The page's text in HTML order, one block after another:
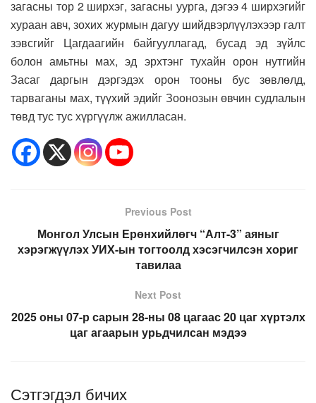
загасны тор 2 ширхэг, загасны уурга, дэгээ 4 ширхэгийг
хураан авч, зохих журмын дагуу шийдвэрлүүлэхээр галт
зэвсгийг Цагдаагийн байгууллагад, бусад эд зүйлс
болон амьтны мах, эд эрхтэнг тухайн орон нутгийн
Засаг даргын дэргэдэх орон тооны бус зөвлөлд,
тарваганы мах, түүхий эдийг Зоонозын өвчин судлалын
төвд тус тус хүргүүлж ажилласан.
Previous Post
Монгол Улсын Ерөнхийлөгч “Алт-3” аяныг
хэрэгжүүлэх УИХ-ын тогтоолд хэсэгчилсэн хориг
тавилаа
Next Post
2025 оны 07-р сарын 28-ны 08 цагаас 20 цаг хүртэлх
цаг агаарын урьдчилсан мэдээ
Сэтгэгдэл бичих